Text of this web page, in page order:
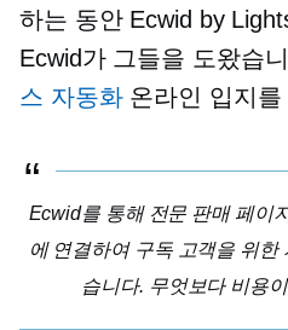
하는 동안 Ecwid by
Ecwid가 그들을 도왔습
스 자동화온라인 입지를
Ecwid를 통해 전문 판매 페이
에 연결하여 구독 고객을 위
습니다. 무엇보다 비용